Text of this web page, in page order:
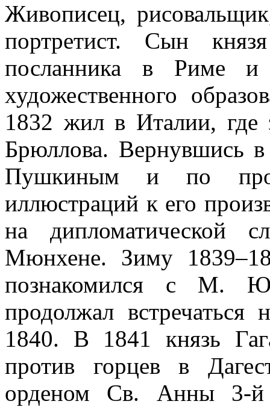
Живописец,
портретист. Сын
посланника в Риме и
художественного
1832 жил в Италии,
Брюллова. Вернувшись
Пушкиным и по
иллюстраций к его
на дипломатической
Мюнхене. Зиму
познакомился с М.
продолжал встречаться
1840. В 1841 князь
против горцев в
орденом Св. Анны 3-